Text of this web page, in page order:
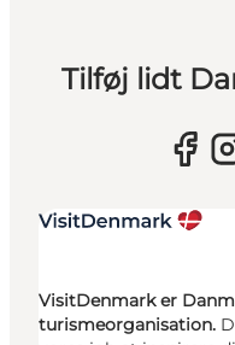
Tilføj lidt
VisitDenmark er
turismeorganisation.